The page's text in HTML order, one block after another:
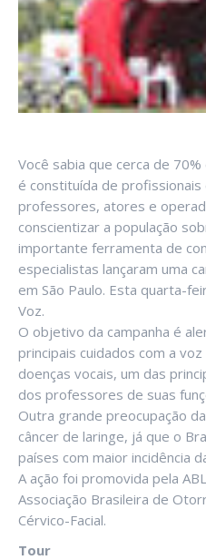
Você sabia que cerca de
é constituída de profissionais
professores, atores e
conscientizar a população
importante ferramenta de
especialistas lançaram uma
em São Paulo. Esta quarta-
Voz.
O objetivo da campanha é
principais cuidados com a
doenças vocais, um das
dos professores de suas
Outra grande preocupação
câncer de laringe, já que o
países com maior incidência
A ação foi promovida pela
Associação Brasileira de
Cérvico-Facial.
Tour